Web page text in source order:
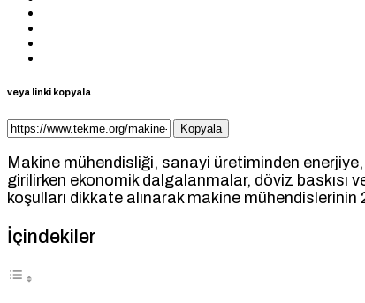
veya linki kopyala
Kopyala
Makine mühendisliği, sanayi üretiminden
girilirken ekonomik dalgalanmalar, döviz baskısı
koşulları dikkate alınarak makine mühendislerinin
İçindekiler